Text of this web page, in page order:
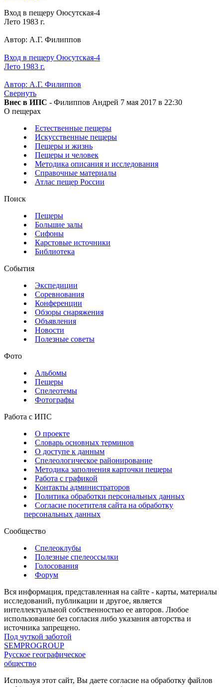
Вход в пещеру Оюсутская-4
Лето 1983 г.
Автор: А.Г. Филиппов
Вход в пещеру Оюсутская-4
Лето 1983 г.
Автор: А.Г. Филиппов
Свернуть
Внес в ИПС - Филиппов Андрей 7 мая 2017 в 22:30
О пещерах
Естественные пещеры
Искусственные пещеры
Пещеры и жизнь
Пещеры и человек
Методика описания и исследования
Справочные материалы
Атлас пещер России
Поиск
Пещеры
Большие залы
Сифоны
Карстовые источники
Библиотека
События
Экспедиции
Соревнования
Конференции
Обзоры снаряжения
Объявления
Новости
Полезные советы
Фото
Альбомы
Пещеры
Спелеотемы
Фотографы
Работа с ИПС
О проекте
Словарь основных терминов
О доступе к данным
Спелеологическое районирование
Методика заполнения карточки пещеры
Работа с графикой
Контакты администраторов
Политика обработки персональных данных
Согласие посетителя сайта на обработку
персональных данных
Сообщество
Спелеоклубы
Полезные спелеоссылки
Голосования
Форум
Вся информация, представленная на сайте - карты, материалы
исследований, публикации и другое, является
интеллектуальной собственностью ее авторов. Любое
использование без согласия либо указания авторства и
источника запрещено.
Под чуткой заботой
SEMPROGROUP
Русское географическое
общество
Используя этот сайт, Вы даете согласие на обработку файлов